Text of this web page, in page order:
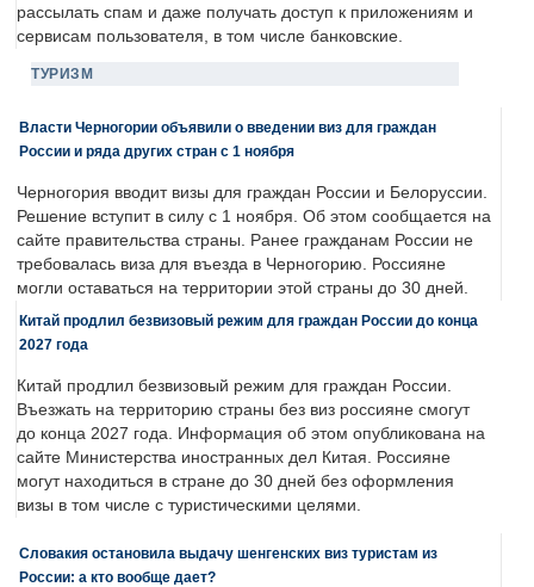
рассылать спам и даже получать доступ к приложениям и
сервисам пользователя, в том числе банковские.
ТУРИЗМ
Власти Черногории объявили о введении виз для граждан
России и ряда других стран с 1 ноября
Черногория вводит визы для граждан России и Белоруссии.
Решение вступит в силу с 1 ноября. Об этом сообщается на
сайте правительства страны. Ранее гражданам России не
требовалась виза для въезда в Черногорию. Россияне
могли оставаться на территории этой страны до 30 дней.
Китай продлил безвизовый режим для граждан России до конца
2027 года
Китай продлил безвизовый режим для граждан России.
Въезжать на территорию страны без виз россияне смогут
до конца 2027 года. Информация об этом опубликована на
сайте Министерства иностранных дел Китая. Россияне
могут находиться в стране до 30 дней без оформления
визы в том числе с туристическими целями.
Словакия остановила выдачу шенгенских виз туристам из
России: а кто вообще дает?